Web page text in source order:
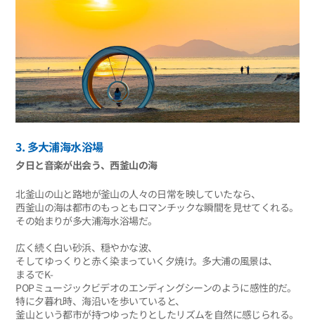
3. 多大浦海水浴場
夕日と音楽が出会う、西釜山の海
北釜山の山と路地が釜山の人々の日常を映していたなら、
西釜山の海は都市のもっともロマンチックな瞬間を見せてくれる。
その始まりが多大浦海水浴場だ。
広く続く白い砂浜、穏やかな波、
そしてゆっくりと赤く染まっていく夕焼け。多大浦の風景は、
まるでK-
POPミュージックビデオのエンディングシーンのように感性的だ。
特に夕暮れ時、海沿いを歩いていると、
釜山という都市が持つゆったりとしたリズムを自然に感じられる。